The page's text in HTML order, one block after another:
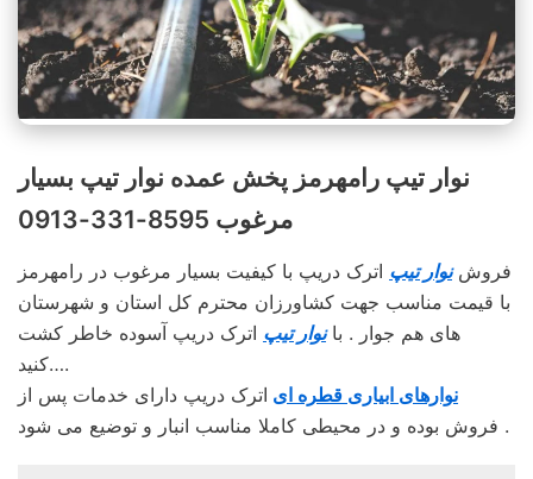
نوار تیپ رامهرمز پخش عمده نوار تیپ بسیار
مرغوب 8595-331-0913
فروشنوار تیپ اترک دریپ با کیفیت بسیار مرغوب در رامهرمز
با قیمت مناسب جهت کشاورزان محترم کل استان و شهرستان
های هم جوار . بانوار تیپ اترک دریپ آسوده خاطر کشت
کنید….
نوارهای ابیاری قطره ای اترک دریپ دارای خدمات پس از
فروش بوده و در محیطی کاملا مناسب انبار و توضیع می شود .